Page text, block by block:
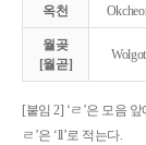
옥천
월곶
[월곧]
Wolgot
[붙임 2] ‘ㄹ’은 모음
ㄹ’은 ‘ll’로 적는다.